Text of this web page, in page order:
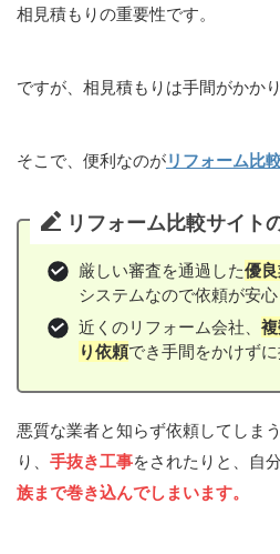
相見積もりの重要性です。
ですが、相見積もりは手間がかかり
そこで、便利なのがリフォーム比
リフォーム比較サイト
厳しい審査を通過した優
システムなので依頼が安心
近くのリフォーム会社、
り依頼でき手間をかけず
悪質な業者と知らず依頼してしまう
り、 手抜き工事をされたりと、自
族まで巻き込んでしまいます。